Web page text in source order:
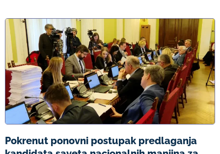
Pokrenut ponovni postupak predlaganja